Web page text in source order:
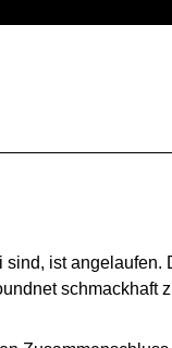
ist
schmackhaft